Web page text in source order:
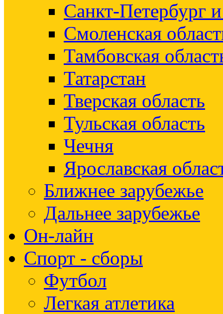
Санкт-Петербург
Смоленская
Тамбовская
Татарстан
Тверская область
Тульская область
Чечня
Ярославская
Ближнее зарубежье
Дальнее зарубежье
Он-лайн
Спорт - сборы
Футбол
Легкая атлетика